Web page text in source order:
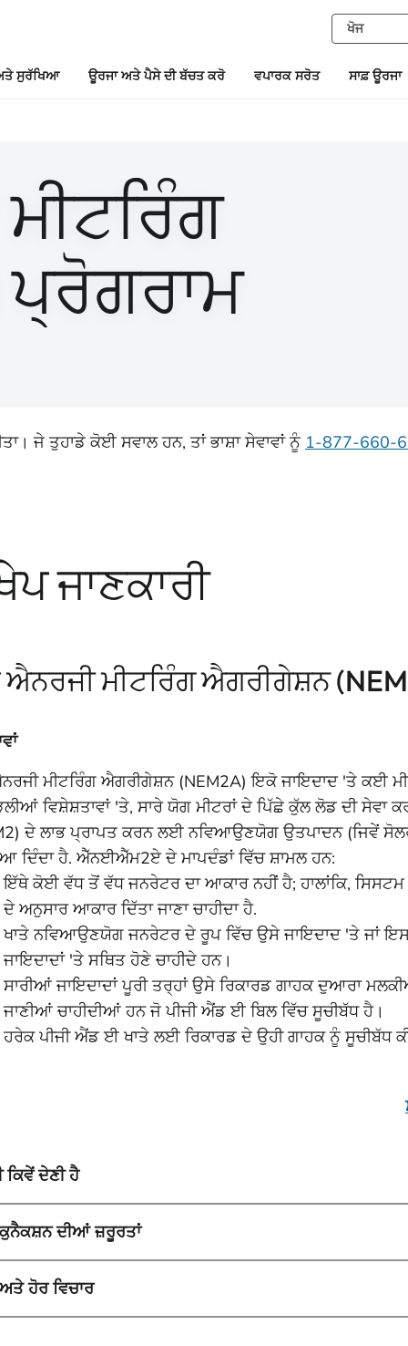
ਸੁਰੱਖਿਆ ਊਰਜਾ ਅਤੇ ਪੈਸੇ ਦੀ ਬੱਚਤ ਕਰੋ ਵਪਾਰਕ ਸਰੋਤ ਸਾਫ਼ ਊਰਜਾ
ਜੇ ਤੁਹਾਡੇ ਕੋਈ ਸਵਾਲ ਹਨ, ਤਾਂ ਭਾਸ਼ਾ ਸੇਵਾਵਾਂ ਨੂੰ 1-877-660-
ਜਾਣਕਾਰੀ
ਮੀਟਰਿੰਗ ਐਗਰੀਗੇਸ਼ਨ
ਮੀਟਰਿੰਗ ਐਗਰੀਗੇਸ਼ਨ (NEM2A) ਇਕੋ ਜਾਇਦਾਦ 'ਤੇ ਕਈ
ਵਿਸ਼ੇਸ਼ਤਾਵਾਂ 'ਤੇ, ਸਾਰੇ ਯੋਗ ਮੀਟਰਾਂ ਦੇ ਪਿੱਛੇ ਕੁੱਲ ਲੋਡ ਦੀ ਸੇਵਾ
ਦੇ ਲਾਭ ਪ੍ਰਾਪਤ ਕਰਨ ਲਈ ਨਵਿਆਉਣਯੋਗ ਉਤਪਾਦਨ (ਜਿਵੇਂ
ਦਿੰਦਾ ਹੈ. ਐੱਨਈਐੱਮ2ਏ ਦੇ ਮਾਪਦੰਡਾਂ ਵਿੱਚ ਸ਼ਾਮਲ ਹਨ:
ਇੱਥੇ ਕੋਈ ਵੱਧ ਤੋਂ ਵੱਧ ਜਨਰੇਟਰ ਦਾ ਆਕਾਰ ਨਹੀਂ ਹੈ; ਹਾਲਾਂਕਿ, ਸਿਸਟਮ
ਦੇ ਅਨੁਸਾਰ ਆਕਾਰ ਦਿੱਤਾ ਜਾਣਾ ਚਾਹੀਦਾ ਹੈ.
ਖਾਤੇ ਨਵਿਆਉਣਯੋਗ ਜਨਰੇਟਰ ਦੇ ਰੂਪ ਵਿੱਚ ਉਸੇ ਜਾਇਦਾਦ 'ਤੇ ਜਾਂ
ਜਾਇਦਾਦਾਂ 'ਤੇ ਸਥਿਤ ਹੋਣੇ ਚਾਹੀਦੇ ਹਨ।
ਸਾਰੀਆਂ ਜਾਇਦਾਦਾਂ ਪੂਰੀ ਤਰ੍ਹਾਂ ਉਸੇ ਰਿਕਾਰਡ ਗਾਹਕ ਦੁਆਰਾ
ਜਾਣੀਆਂ ਚਾਹੀਦੀਆਂ ਹਨ ਜੋ ਪੀਜੀ ਐਂਡ ਈ ਬਿਲ ਵਿੱਚ ਸੂਚੀਬੱਧ ਹੈ।
ਹਰੇਕ ਪੀਜੀ ਐਂਡ ਈ ਖਾਤੇ ਲਈ ਰਿਕਾਰਡ ਦੇ ਉਹੀ ਗਾਹਕ ਨੂੰ ਸੂਚੀਬੱਧ
ਕਿਵੇਂ ਦੇਣੀ ਹੈ
ਦੀਆਂ ਜ਼ਰੂਰਤਾਂ
ਹੋਰ ਵਿਚਾਰ